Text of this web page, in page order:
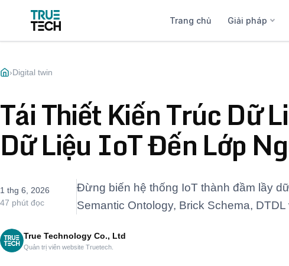
Trang chủ Giải pháp
›Digital twin
Tái Thiết Kiến Trúc Dữ
Dữ Liệu IoT Đến Lớp
1 thg 6, 2026
47 phút đọc
Đừng biến hệ thống IoT thành đầm lầy
Semantic Ontology, Brick Schema,
True Technology Co., Ltd
Quản trị viên website Truetech.